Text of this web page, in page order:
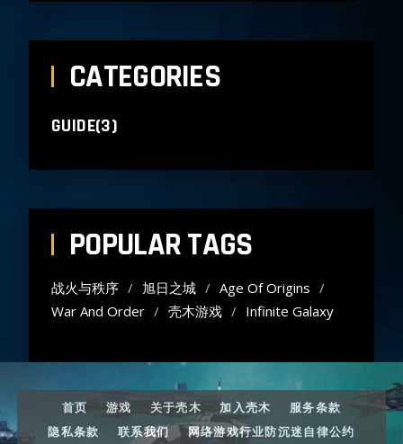
CATEGORIES
GUIDE(3)
POPULAR TAGS
战火与秩序 旭日之城
Age Of Origins
War And Order
壳木游戏 Infinite Galaxy
首页 游戏 关于壳木 加入壳木
服务条款
隐私条款
联系我们
网络游戏行业防沉迷自律公约